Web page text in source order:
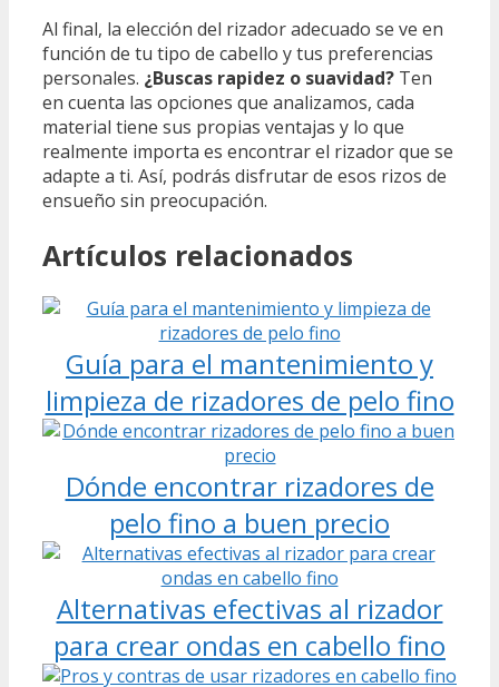
Al final, la elección del rizador adecuado se ve en
función de tu tipo de cabello y tus preferencias
personales. ¿Buscas rapidez o suavidad? Ten
en cuenta las opciones que analizamos, cada
material tiene sus propias ventajas y lo que
realmente importa es encontrar el rizador que se
adapte a ti. Así, podrás disfrutar de esos rizos de
ensueño sin preocupación.
Artículos relacionados
Guía para el mantenimiento y
limpieza de rizadores de pelo fino
Dónde encontrar rizadores de
pelo fino a buen precio
Alternativas efectivas al rizador
para crear ondas en cabello fino